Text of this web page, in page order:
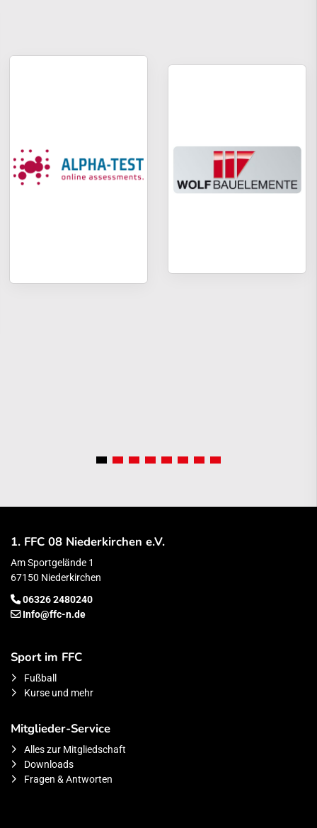
1. FFC 08 Niederkirchen e.V.
Am Sportgelände 1
67150 Niederkirchen
06326 2480240
Info@ffc-n.de
Sport im FFC
Fußball
Kurse und mehr
Mitglieder-Service
Alles zur Mitgliedschaft
Downloads
Fragen & Antworten